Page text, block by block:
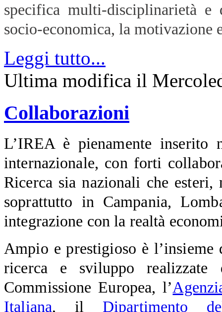
specifica multi-disciplinarietà
socio-economica, la
Leggi tutto...
Ultima modifica il
Collaborazioni
L’IREA è pienamente inserito
internazionale, con forti
Ricerca sia nazionali che
soprattutto in Campania,
integrazione con la realtà
Ampio e prestigioso è
ricerca e sviluppo
Commissione Europea, l’
Italiana, il Dipartimento